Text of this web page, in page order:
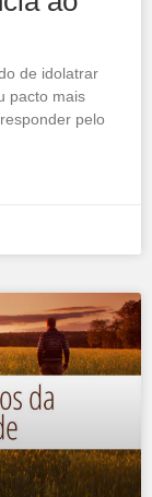
de idolatrar
pacto mais
pelo